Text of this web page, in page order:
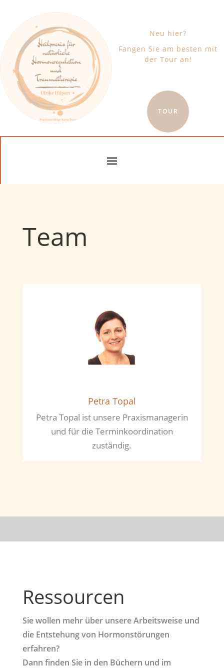
Neu hier?
Fangen Sie am besten mit
der Tour an!
TOUR
Team
Petra Topal
Petra Topal ist unsere Praxismanagerin
und für die Terminkoordination
zuständig.
Ressourcen
Sie wollen mehr über unsere Arbeitsweise und
die Entstehung von Hormonstörungen
erfahren?
Dann finden Sie in den Büchern und im